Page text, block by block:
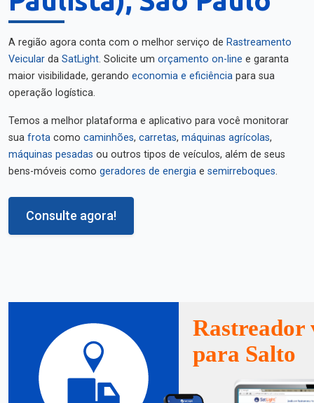
A região agora conta com o melhor serviço de Rastreamento
Veicular da SatLight. Solicite um orçamento on-line e garanta
maior visibilidade, gerando economia e eficiência para sua
operação logística.
Temos a melhor plataforma e aplicativo para você monitorar
sua frota como caminhões, carretas, máquinas agrícolas,
máquinas pesadas ou outros tipos de veículos, além de seus
bens-móveis como geradores de energia e semirreboques.
Consulte agora!
Rastreador
para Salto